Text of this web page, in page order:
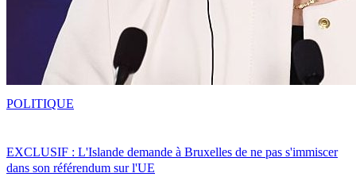
EXCLUSIF : L'Islande demande à Bruxelles de ne pas s'immiscer
dans son référendum sur l'UE
POLITIQUE